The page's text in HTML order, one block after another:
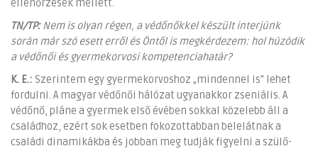
ellenőrzések mellett.
TN/TP:Nem is olyan régen, a védőnőkkel készült interjúnk
során már szó esett erről és Öntől is megkérdezem: hol húzódik
a védőnői és gyermekorvosi kompetenciahatár?
K. E.: Szerintem egy gyermekorvoshoz „mindennel is” lehet
fordulni. A magyar védőnői hálózat ugyanakkor zseniális. A
védőnő, pláne a gyermek első évében sokkal közelebb áll a
családhoz, ezért sok esetben fokozottabban belelátnak a
családi dinamikákba és jobban meg tudják figyelni a szülő-